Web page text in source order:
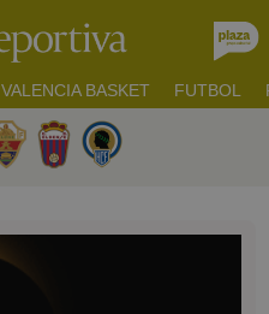
VALENCIA BASKET FUTBOL